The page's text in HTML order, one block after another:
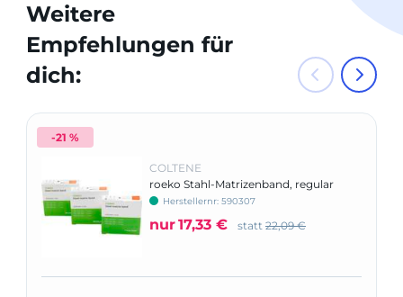
Weitere
Empfehlungen für
dich:
-21 %
COLTENE
roeko Stahl-Matrizenband, regular
Herstellernr: 590307
nur17,33 € statt 22,09 €